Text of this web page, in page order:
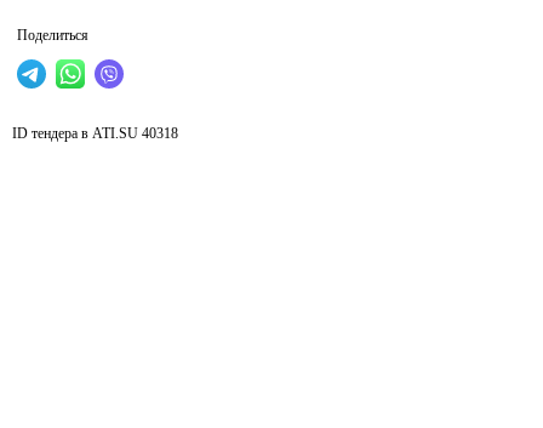
Поделиться
ID тендера в ATI.SU 40318